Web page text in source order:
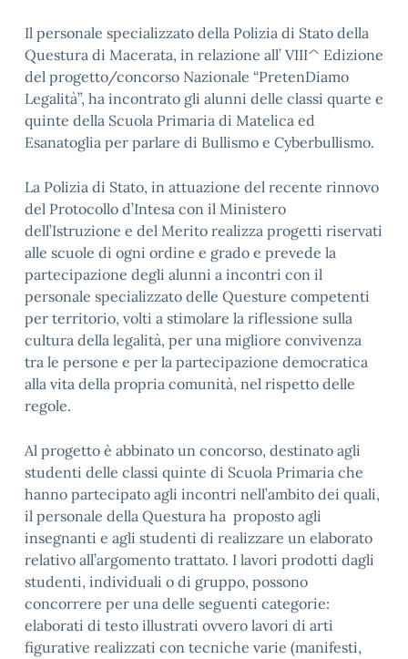
Il personale specializzato della Polizia di Stato della
Questura di Macerata, in relazione all’ VIII^ Edizione
del progetto/concorso Nazionale “PretenDiamo
Legalità”, ha incontrato gli alunni delle classi quarte e
quinte della Scuola Primaria di Matelica ed
Esanatoglia per parlare di Bullismo e Cyberbullismo.
La Polizia di Stato, in attuazione del recente rinnovo
del Protocollo d’Intesa con il Ministero
dell’Istruzione e del Merito realizza progetti riservati
alle scuole di ogni ordine e grado e prevede la
partecipazione degli alunni a incontri con il
personale specializzato delle Questure competenti
per territorio, volti a stimolare la riflessione sulla
cultura della legalità, per una migliore convivenza
tra le persone e per la partecipazione democratica
alla vita della propria comunità, nel rispetto delle
regole.
Al progetto è abbinato un concorso, destinato agli
studenti delle classi quinte di Scuola Primaria che
hanno partecipato agli incontri nell’ambito dei quali,
il personale della Questura ha proposto agli
insegnanti e agli studenti di realizzare un elaborato
relativo all’argomento trattato. I lavori prodotti dagli
studenti, individuali o di gruppo, possono
concorrere per una delle seguenti categorie:
elaborati di testo illustrati ovvero lavori di arti
figurative realizzati con tecniche varie (manifesti,